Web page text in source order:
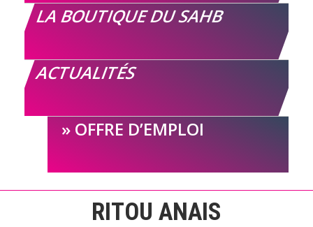
LA BOUTIQUE DU SAHB
ACTUALITÉS
OFFRE D’EMPLOI
RITOU ANAIS